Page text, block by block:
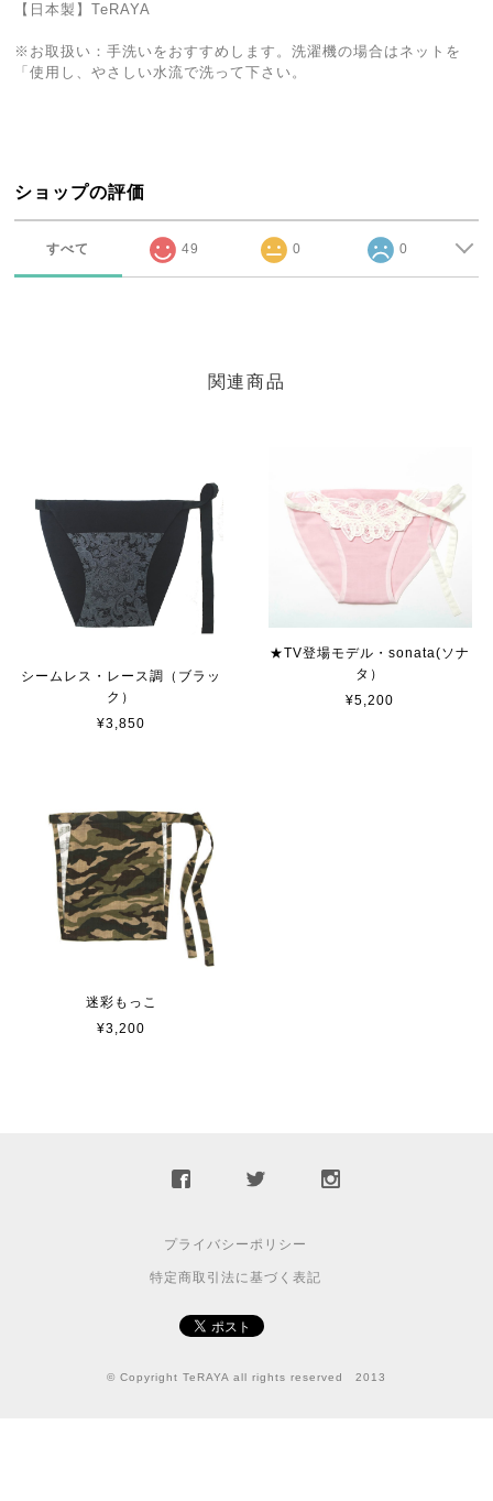
【日本製】TeRAYA
※お取扱い：手洗いをおすすめします。洗濯機の場合はネットを
「使用し、やさしい水流で洗って下さい。
ショップの評価
すべて 49 0 0
関連商品
シームレス・レース調（ブラッ
ク）
¥3,850
★TV登場モデル・sonata(ソナ
タ）
¥5,200
迷彩もっこ
¥3,200
プライバシーポリシー
特定商取引法に基づく表記
© Copyright TeRAYA all rights reserved 2013